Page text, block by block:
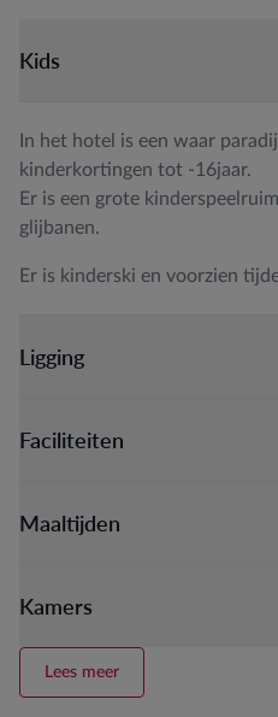
Kids
In het hotel is een waar
kinderkortingen tot -16jaar.
Er is een grote
glijbanen.
Er is kinderski en voorzien
Ligging
Faciliteiten
Maaltijden
Kamers
Lees meer